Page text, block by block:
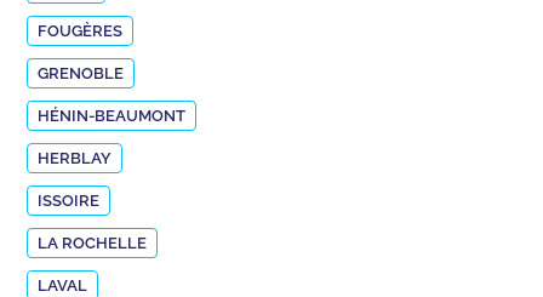
FOUGÈRES
GRENOBLE
HÉNIN-BEAUMONT
HERBLAY
ISSOIRE
LA ROCHELLE
LAVAL